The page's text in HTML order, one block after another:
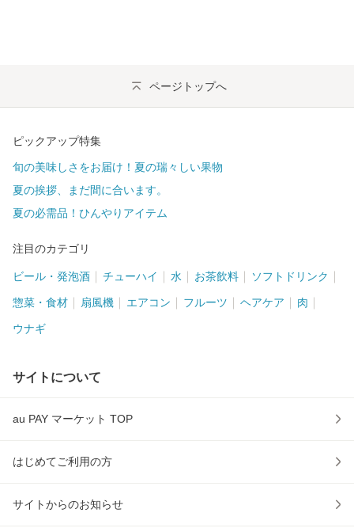
ページトップへ
ピックアップ特集
旬の美味しさをお届け！夏の瑞々しい果物
夏の挨拶、まだ間に合います。
夏の必需品！ひんやりアイテム
注目のカテゴリ
ビール・発泡酒 チューハイ 水 お茶飲料 ソフトドリンク
惣菜・食材 扇風機 エアコン フルーツ ヘアケア 肉
ウナギ
サイトについて
au PAY マーケット TOP
はじめてご利用の方
サイトからのお知らせ